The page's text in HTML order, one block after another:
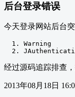
后台登录错误
今天登录网站后台
Warning
经过源码追踪排查，
2013年08月18日